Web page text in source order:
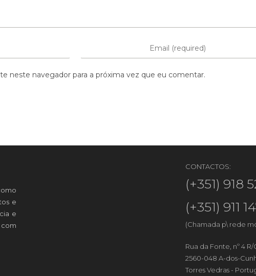
neste navegador para a próxima vez que eu comentar.
e
e
CONTACTOS:
(+351) 918
(+351) 911
(Chamada p\ rede
Rua da Fonte, nº 4
2560-048 A-dos-
Torres Vedras -